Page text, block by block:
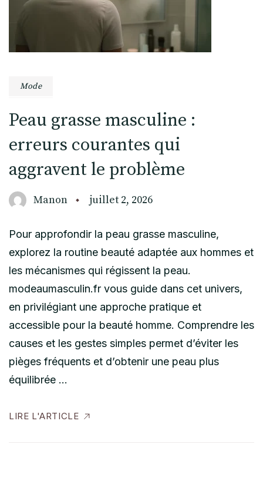
Mode
Peau grasse masculine :
erreurs courantes qui
aggravent le problème
Manon juillet 2, 2026
Pour approfondir la peau grasse masculine,
explorez la routine beauté adaptée aux hommes et
les mécanismes qui régissent la peau.
modeaumasculin.fr vous guide dans cet univers,
en privilégiant une approche pratique et
accessible pour la beauté homme. Comprendre les
causes et les gestes simples permet d’éviter les
pièges fréquents et d’obtenir une peau plus
équilibrée …
LIRE L'ARTICLE